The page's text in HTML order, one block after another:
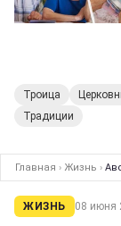
Троица
Традиции
Главная › Жизнь ›
ЖИЗНЬ 08 июня